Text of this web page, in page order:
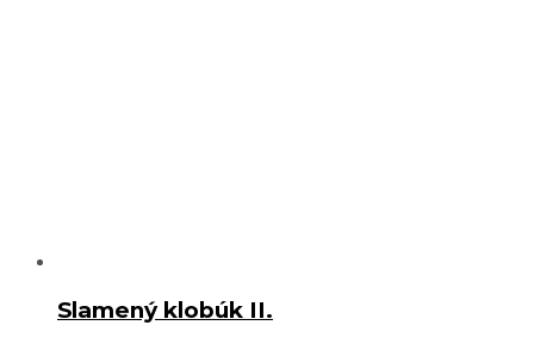
Slamený klobúk II.